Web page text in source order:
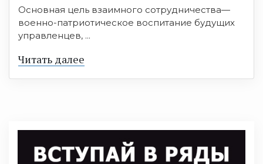
Основная цель взаимного сотрудничества—
военно-патриотическое воспитание будущих
управленцев, ...
Читать далее